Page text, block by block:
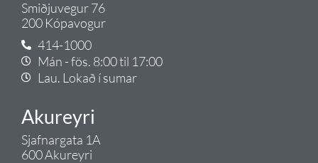
Smiðjuvegur 76
200 Kópavogur
414-1000
Mán - fös. 8:00 til 17:00
Lau. Lokað í sumar
Akureyri
Sjafnargata 1A
600 Akureyri